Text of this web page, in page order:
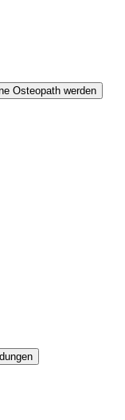
Osteopath werden